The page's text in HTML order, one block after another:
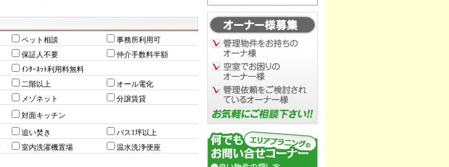
ペット相談
事務所利用可
保証人不要
仲介手数料半額
ｲﾝﾀｰﾈｯﾄ利用料無料
二階以上
オール電化
メゾネット 分譲賃貸
対面キッチン
追い焚き
バス1坪以上
室内洗濯機置場
温水洗浄便座